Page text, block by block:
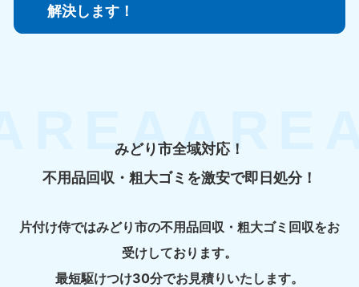
解決します！
みどり市全域対応！
不用品回収・粗大ゴミを激安で即日処分！
片付け侍ではみどり市の不用品回収・粗大ゴミ回収をお
受けしております。
最短駆けつけ30分でお見積りいたします。